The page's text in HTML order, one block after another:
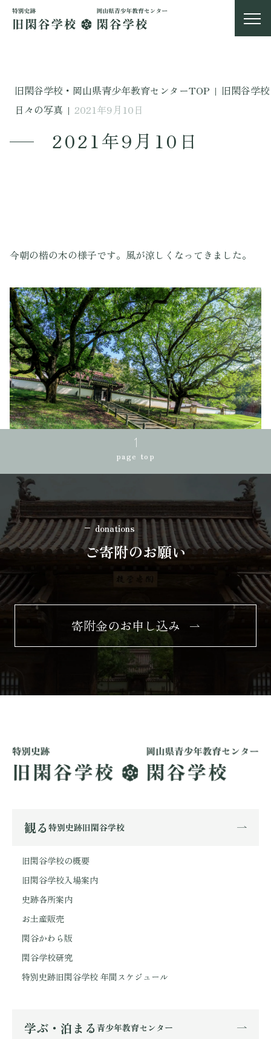
旧閑谷学校・岡山県青少年教育センターTOP | 旧閑谷学校
日々の写真 | 2021年9月10日
2021年9月10日
今朝の楷の木の様子です。風が涼しくなってきました。
page top
donations
ご寄附のお願い
寄附金のお申し込み
観る 特別史跡旧閑谷学校
旧閑谷学校の概要
旧閑谷学校入場案内
史跡各所案内
お土産販売
閑谷かわら版
閑谷学校研究
特別史跡旧閑谷学校 年間スケジュール
学ぶ・泊まる 青少年教育センター